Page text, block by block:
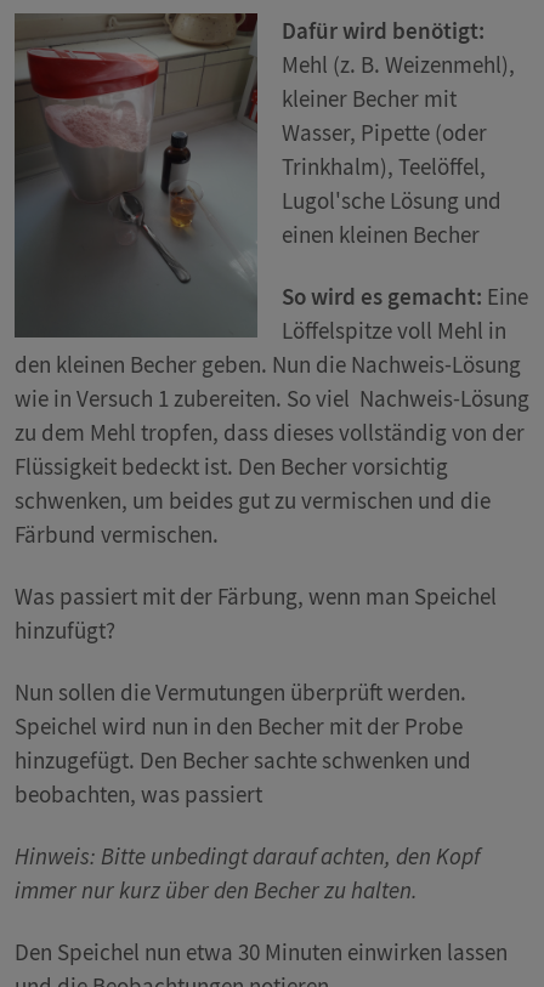
Dafür wird benötigt:
Mehl (z. B. Weizenmehl),
kleiner Becher mit
Wasser, Pipette (oder
Trinkhalm), Teelöffel,
Lugol'sche Lösung und
einen kleinen Becher
So wird es gemacht: Eine
Löffelspitze voll Mehl in
den kleinen Becher geben. Nun die Nachweis-Lösung
wie in Versuch 1 zubereiten. So viel Nachweis-Lösung
zu dem Mehl tropfen, dass dieses vollständig von der
Flüssigkeit bedeckt ist. Den Becher vorsichtig
schwenken, um beides gut zu vermischen und die
Färbund vermischen.
Was passiert mit der Färbung, wenn man Speichel
hinzufügt?
Nun sollen die Vermutungen überprüft werden.
Speichel wird nun in den Becher mit der Probe
hinzugefügt. Den Becher sachte schwenken und
beobachten, was passiert
Hinweis: Bitte unbedingt darauf achten, den Kopf
immer nur kurz über den Becher zu halten.
Den Speichel nun etwa 30 Minuten einwirken lassen